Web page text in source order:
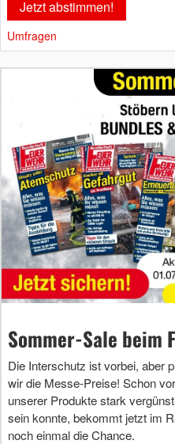
Umfragen
Sommer-Sale beim
Die Interschutz ist vorbei, aber
wir die Messe-Preise! Schon
unserer Produkte stark
sein konnte, bekommt jetzt im
noch einmal die Chance.